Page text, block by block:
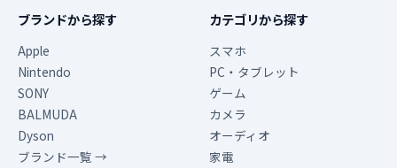
ブランドから探す
Apple
Nintendo
SONY
BALMUDA
Dyson
ブランド一覧 →
カテゴリから探す
スマホ
PC・タブレット
ゲーム
カメラ
オーディオ
家電